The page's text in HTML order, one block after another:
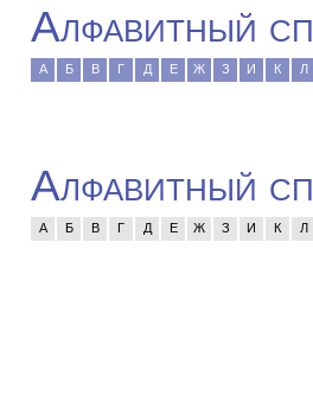
Алфавитный
А Б В Г Д Е Ж З И К Л
Алфавитный
А Б В Г Д Е Ж З И К Л